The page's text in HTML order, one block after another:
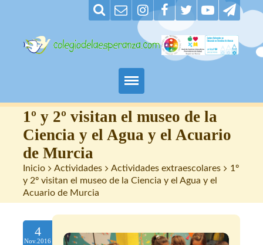
Padres
Alumnos
Maestros
Nuestro centro
Contacto
1º y 2º visitan el museo de la
Ciencia y el Agua y el Acuario
de Murcia
Inicio > Actividades > Actividades extraescolares > 1º
y 2º visitan el museo de la Ciencia y el Agua y el
Acuario de Murcia
4
Nov.2016